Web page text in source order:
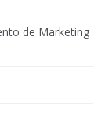
de Marketing